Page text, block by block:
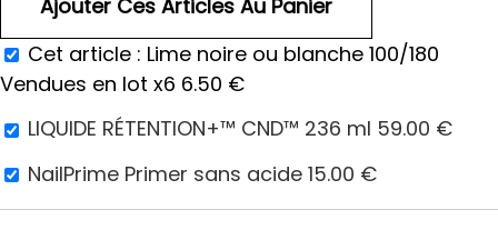
Cet article : Lime noire ou blanche 100/180
Vendues en lot x6 6.50 €
LIQUIDE RÉTENTION+™ CND™ 236 ml 59.00 €
NailPrime Primer sans acide 15.00 €